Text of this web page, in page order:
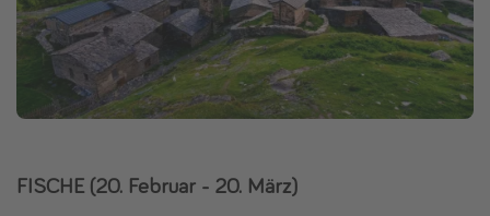
Bahnreisen in der Schweiz
Reisepassfreie Reiseziele
Travel Know How
Silvesterreisen
Last Minute Urlaub Deutschland
FISCHE (20. Februar - 20. März)